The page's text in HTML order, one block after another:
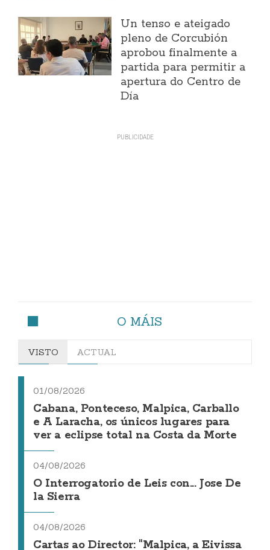
Un tenso e ateigado
pleno de Corcubión
aprobou finalmente a
partida para permitir a
apertura do Centro de
Día
O MÁIS
VISTO ACTUAL
01/08/2026
Cabana, Ponteceso, Malpica, Carballo
e A Laracha, os únicos lugares para
ver a eclipse total na Costa da Morte
04/08/2026
O Interrogatorio de Leis con... Jose De
la Sierra
04/08/2026
Cartas ao Director: "Malpica, a Eivissa